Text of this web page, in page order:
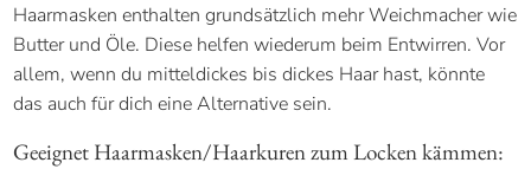
Haarmasken enthalten grundsätzlich mehr Weichmacher wie
Butter und Öle. Diese helfen wiederum beim Entwirren. Vor
allem, wenn du mitteldickes bis dickes Haar hast, könnte
das auch für dich eine Alternative sein.
Geeignet Haarmasken/Haarkuren zum Locken kämmen: